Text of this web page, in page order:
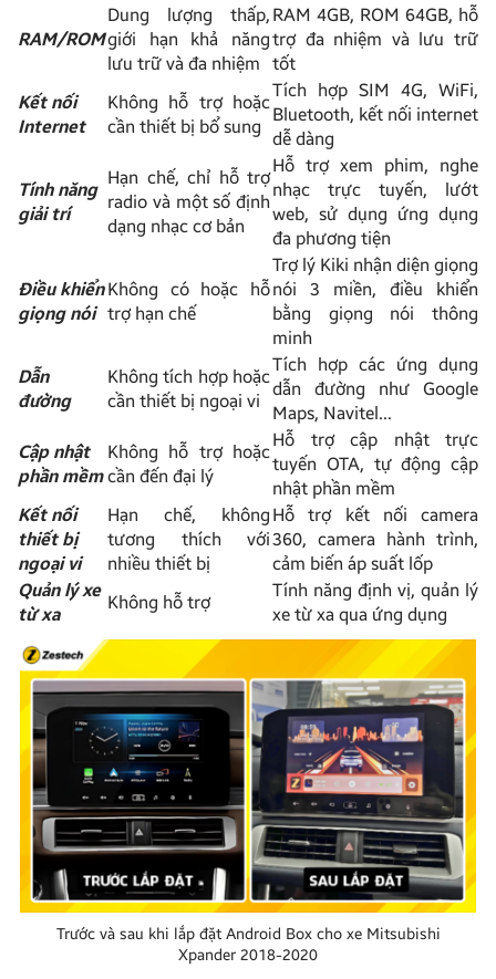
RAM/ROM
Dung lượng thấp,
giới hạn khả năng
lưu trữ và đa nhiệm
RAM 4GB, ROM 64GB, hỗ
trợ đa nhiệm và lưu trữ
tốt
Kết nối
Internet
Không hỗ trợ hoặc
cần thiết bị bổ sung
Tích hợp SIM 4G, WiFi,
Bluetooth, kết nối internet
dễ dàng
Tính năng
giải trí
Hạn chế, chỉ hỗ trợ
radio và một số định
dạng nhạc cơ bản
Hỗ trợ xem phim, nghe
nhạc trực tuyến, lướt
web, sử dụng ứng dụng
đa phương tiện
Điều khiển
giọng nói
Không có hoặc hỗ
trợ hạn chế
Trợ lý Kiki nhận diện giọng
nói 3 miền, điều khiển
bằng giọng nói thông
minh
Dẫn
đường
Không tích hợp hoặc
cần thiết bị ngoại vi
Tích hợp các ứng dụng
dẫn đường như Google
Maps, Navitel…
Cập nhật
phần mềm
Không hỗ trợ hoặc
cần đến đại lý
Hỗ trợ cập nhật trực
tuyến OTA, tự động cập
nhật phần mềm
Kết nối
thiết bị
ngoại vi
Hạn chế, không
tương thích với
nhiều thiết bị
Hỗ trợ kết nối camera
360, camera hành trình,
cảm biến áp suất lốp
Quản lý xe
từ xa
Không hỗ trợ
Tính năng định vị, quản lý
xe từ xa qua ứng dụng
Trước và sau khi lắp đặt Android Box cho xe Mitsubishi
Xpander 2018-2020